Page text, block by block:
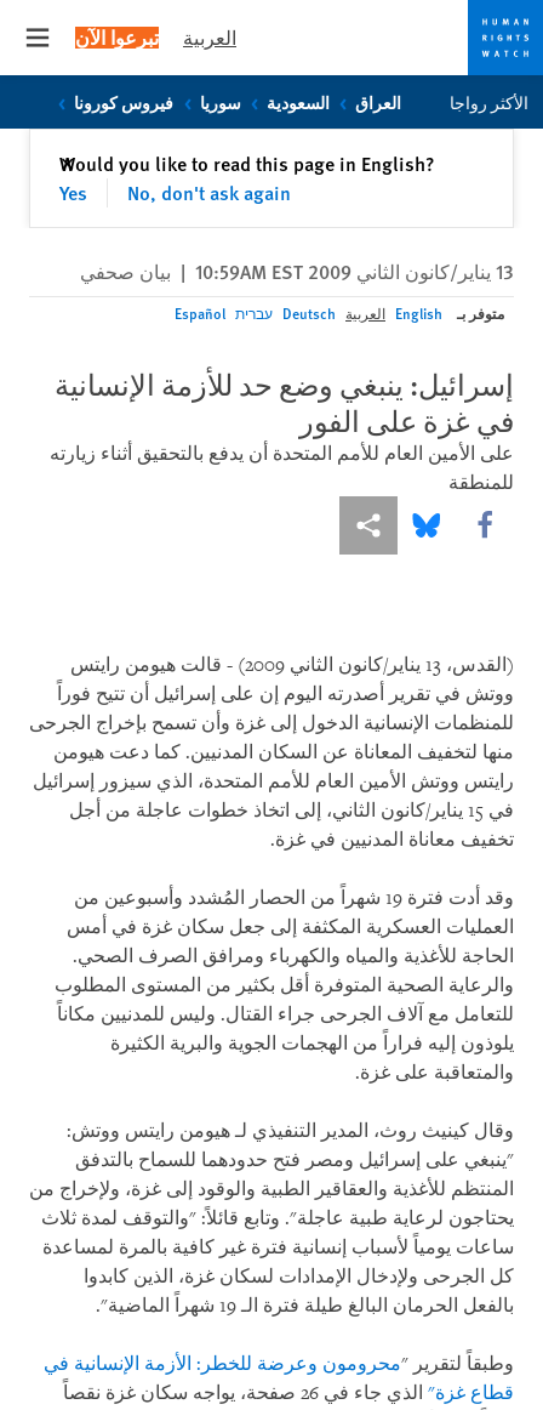
Skip
to
Skip
to
العربية تبرعوا الآن
الأكثر رواجا العراق السعودية سوريا فيروس كورونا
Would you like to read this page in English?
Yes
No, don't ask again
✕إغلاق
13 يناير/كانون الثاني 2009 10:59AM EST | بيان صحفي
متوفر بـ English العربية Deutsch עברית Español
إسرائيل: ينبغي وضع حد للأزمة الإنسانية
في غزة على الفور
على الأمين العام للأمم المتحدة أن يدفع بالتحقيق أثناء زيارته
للمنطقة
Share this via Facebook
Share this via Bluesky
Share this via مشاركة
(القدس، 13 يناير/كانون الثاني 2009) - قالت هيومن رايتس
ووتش في تقرير أصدرته اليوم إن على إسرائيل أن تتيح فوراً
للمنظمات الإنسانية الدخول إلى غزة وأن تسمح بإخراج الجرحى
منها لتخفيف المعاناة عن السكان المدنيين. كما دعت هيومن
رايتس ووتش الأمين العام للأمم المتحدة، الذي سيزور إسرائيل
في 15 يناير/كانون الثاني، إلى اتخاذ خطوات عاجلة من أجل
تخفيف معاناة المدنيين في غزة.
وقد أدت فترة 19 شهراً من الحصار المُشدد وأسبوعين من
العمليات العسكرية المكثفة إلى جعل سكان غزة في أمس
الحاجة للأغذية والمياه والكهرباء ومرافق الصرف الصحي.
والرعاية الصحية المتوفرة أقل بكثير من المستوى المطلوب
للتعامل مع آلاف الجرحى جراء القتال. وليس للمدنيين مكاناً
يلوذون إليه فراراً من الهجمات الجوية والبرية الكثيرة
والمتعاقبة على غزة.
وقال كينيث روث، المدير التنفيذي لـ هيومن رايتس ووتش:
"ينبغي على إسرائيل ومصر فتح حدودهما للسماح بالتدفق
المنتظم للأغذية والعقاقير الطبية والوقود إلى غزة، ولإخراج من
يحتاجون لرعاية طبية عاجلة". وتابع قائلاً: "والتوقف لمدة ثلاث
ساعات يومياً لأسباب إنسانية فترة غير كافية بالمرة لمساعدة
كل الجرحى ولإدخال الإمدادات لسكان غزة، الذين كابدوا
بالفعل الحرمان البالغ طيلة فترة الـ 19 شهراً الماضية".
وطبقاً لتقرير "محرومون وعرضة للخطر: الأزمة الإنسانية في
قطاع غزة"
الذي جاء في 26 صفحة، يواجه سكان غزة نقصاً